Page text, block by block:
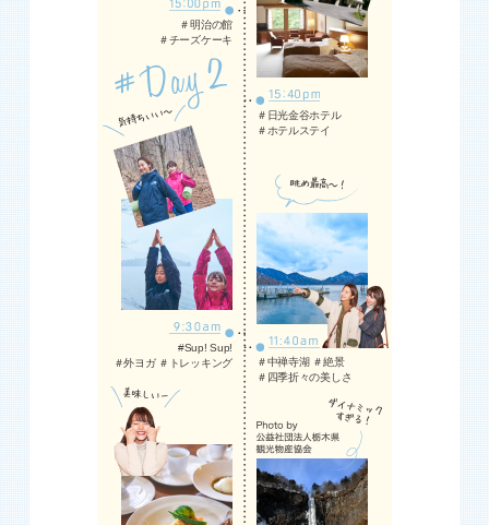
＃明治の館
＃チーズケーキ
＃日光金谷ホテル
＃ホテルステイ
#Sup! Sup!
＃外ヨガ ＃トレッキング
＃中禅寺湖 ＃絶景
＃四季折々の美しさ